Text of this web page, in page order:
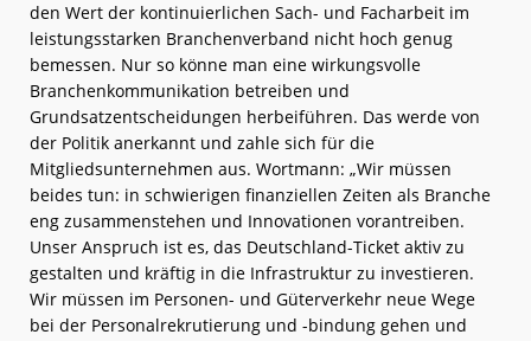
den Wert der kontinuierlichen Sach- und Facharbeit im
leistungsstarken Branchenverband nicht hoch genug
bemessen. Nur so könne man eine wirkungsvolle
Branchenkommunikation betreiben und
Grundsatzentscheidungen herbeiführen. Das werde von
der Politik anerkannt und zahle sich für die
Mitgliedsunternehmen aus. Wortmann: „Wir müssen
beides tun: in schwierigen finanziellen Zeiten als Branche
eng zusammenstehen und Innovationen vorantreiben.
Unser Anspruch ist es, das Deutschland-Ticket aktiv zu
gestalten und kräftig in die Infrastruktur zu investieren.
Wir müssen im Personen- und Güterverkehr neue Wege
bei der Personalrekrutierung und -bindung gehen und